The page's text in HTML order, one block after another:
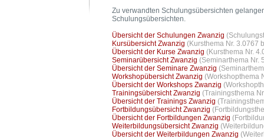
Zu verwandten Schulungsübersichten
Schulungsübersichten.
Übersicht der Schulungen Zwanzig
Kursübersicht Zwanzig (Kursthema Nr. 3.0767
Übersicht der Kurse Zwanzig (Kursthema Nr.
Seminarübersicht Zwanzig (Seminarthema Nr.
Übersicht der Seminare Zwanzig
Workshopübersicht Zwanzig (Workshopthema
Übersicht der Workshops Zwanzig
Trainingsübersicht Zwanzig (Trainingsthema
Übersicht der Trainings Zwanzig
Fortbildungsübersicht Zwanzig
Übersicht der Fortbildungen Zwanzig
Weiterbildungsübersicht Zwanzig
Übersicht der Weiterbildungen Zwanzig